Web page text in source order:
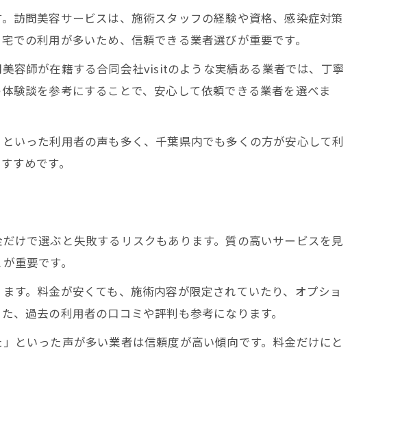
・内容
る方法
ンドとは
イント
例と対策
点とは
容の魅力
の魅力とは
強い味方
ぶメリット
する理由
方法
訪問美容サービスは、施術スタッフの経験や資格、感染症対策
の利用が多いため、信頼できる業者選びが重要です。
容師が在籍する合同会社visitのような実績ある業者では、丁寧
験談を参考にすることで、安心して依頼できる業者を選べま
いった利用者の声も多く、千葉県内でも多くの方が安心して利
すめです。
けで選ぶと失敗するリスクもあります。質の高いサービスを見
重要です。
す。料金が安くても、施術内容が限定されていたり、オプショ
過去の利用者の口コミや評判も参考になります。
といった声が多い業者は信頼度が高い傾向です。料金だけにと